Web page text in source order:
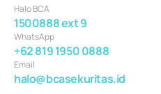
Halo BCA
1500888 ext 9
WhatsApp
+62 819 1950 0888
Email
halo@bcasekuritas.id